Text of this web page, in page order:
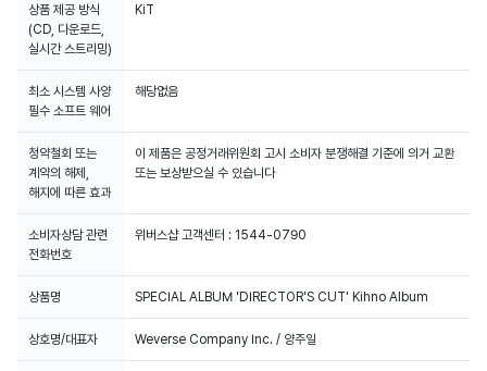
상품 제공 방식
(CD, 다운로드,
실시간 스트리밍)
KiT
최소 시스템 사양
필수 소프트 웨어
해당없음
청약철회 또는
계약의 해제,
해지에 따른 효과
이 제품은 공정거래위원회 고시 소비자 분쟁해결 기준에 의거 교환
또는 보상받으실 수 있습니다
소비자상담 관련
전화번호
위버스샵 고객센터 : 1544-0790
상품명 SPECIAL ALBUM 'DIRECTOR'S CUT' Kihno Album
상호명/대표자 Weverse Company Inc. / 양주일